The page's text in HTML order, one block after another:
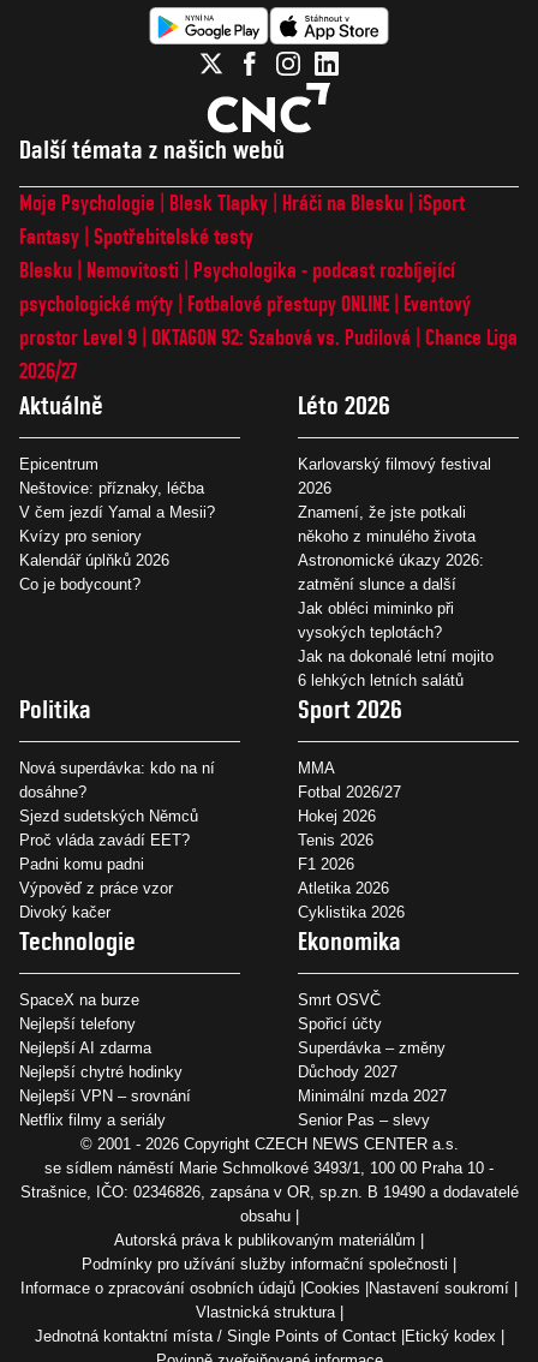
Další témata z našich webů
Moje Psychologie Blesk Tlapky Hráči na Blesku
iSport
Fantasy Spotřebitelské testy
Blesku
Nemovitosti
Psychologika - podcast rozbíjející
psychologické mýty
Fotbalové přestupy ONLINE
Eventový
prostor Level 9 OKTAGON 92: Szabová vs. Pudilová
Chance Liga
2026/27
Aktuálně
Epicentrum
Neštovice: příznaky, léčba
V čem jezdí Yamal a Mesii?
Kvízy pro seniory
Kalendář úplňků 2026
Co je bodycount?
Léto 2026
Karlovarský filmový festival
2026
Znamení, že jste potkali
někoho z minulého života
Astronomické úkazy 2026:
zatmění slunce a další
Jak obléci miminko při
vysokých teplotách?
Jak na dokonalé letní mojito
6 lehkých letních salátů
Politika
Nová superdávka: kdo na ní
dosáhne?
Sjezd sudetských Němců
Proč vláda zavádí EET?
Padni komu padni
Výpověď z práce vzor
Divoký kačer
Sport 2026
MMA
Fotbal 2026/27
Hokej 2026
Tenis 2026
F1 2026
Atletika 2026
Cyklistika 2026
Technologie
SpaceX na burze
Nejlepší telefony
Nejlepší AI zdarma
Nejlepší chytré hodinky
Nejlepší VPN – srovnání
Netflix filmy a seriály
Ekonomika
Smrt OSVČ
Spořicí účty
Superdávka – změny
Důchody 2027
Minimální mzda 2027
Senior Pas – slevy
© 2001 - 2026 Copyright CZECH NEWS CENTER a.s.
se sídlem náměstí Marie Schmolkové 3493/1, 100 00 Praha 10 -
Strašnice, IČO: 02346826, zapsána v OR, sp.zn. B 19490 a dodavatelé
obsahu
Autorská práva k publikovaným materiálům
Podmínky pro užívání služby informační společnosti
Informace o zpracování osobních údajů Cookies Nastavení soukromí
Vlastnická struktura
Jednotná kontaktní místa / Single Points of Contact Etický kodex